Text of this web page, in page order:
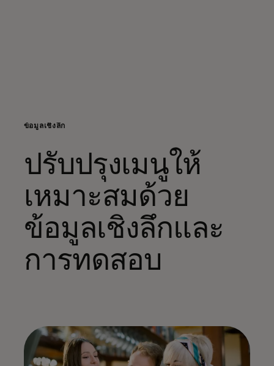
ข่าวสารและแนวโน้ม
ข้อมูลเชิงลึก
ปรับปรุงเมนูให้
เหมาะสมด้วย
ข้อมูลเชิงลึกและ
การทดสอบ